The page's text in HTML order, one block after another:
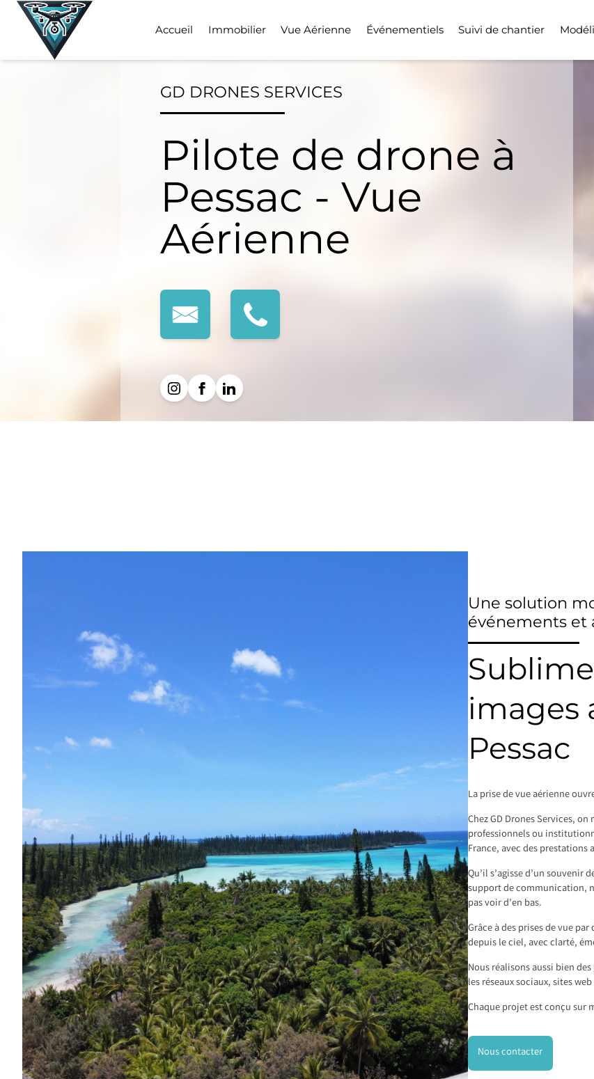
Skip
Accueil Immobilier Vue Aérienne Événementiels Suivi de chantier
GD DRONES SERVICES
Pilote de drone à
Pessac - Vue
Aérienne
Une solution
événements et
images
Pessac
La prise de vue aérienne
Chez GD Drones Services,
professionnels ou
France, avec des prestations
Qu’il s’agisse d’un
support de communication,
pas voir d’en bas.
Grâce à des prises de vue
depuis le ciel, avec clarté,
Nous réalisons aussi bien
les réseaux sociaux, sites
Chaque projet est conçu sur
Nous contacter